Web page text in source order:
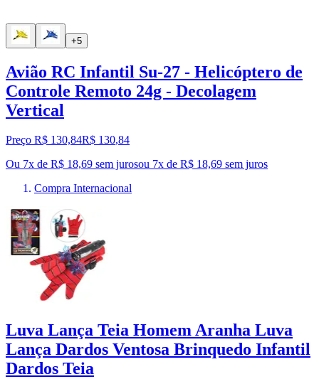
+5
Avião RC Infantil Su-27 - Helicóptero de
Controle Remoto 24g - Decolagem
Vertical
Preço R$ 130,84R$ 130,84
Ou 7x de R$ 18,69 sem jurosou 7x de R$ 18,69 sem juros
Compra Internacional
Luva Lança Teia Homem Aranha Luva
Lança Dardos Ventosa Brinquedo Infantil
Dardos Teia